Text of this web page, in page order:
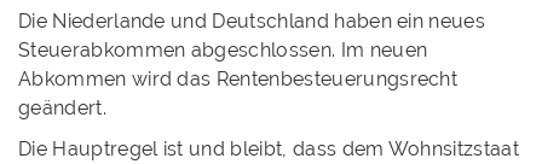
Die Niederlande und Deutschland haben ein neues
Steuerabkommen abgeschlossen. Im neuen
Abkommen wird das Rentenbesteuerungsrecht
geändert.
Die Hauptregel ist und bleibt, dass dem Wohnsitzstaat